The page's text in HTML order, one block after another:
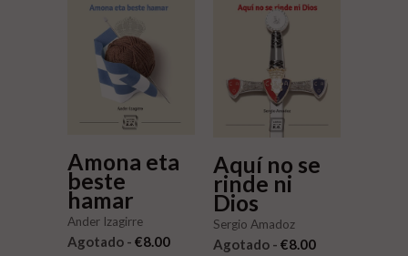
Amona eta
beste
hamar
Ander Izagirre
Agotado - €8.00
Aquí no se
rinde ni
Dios
Sergio Amadoz
Agotado - €8.00